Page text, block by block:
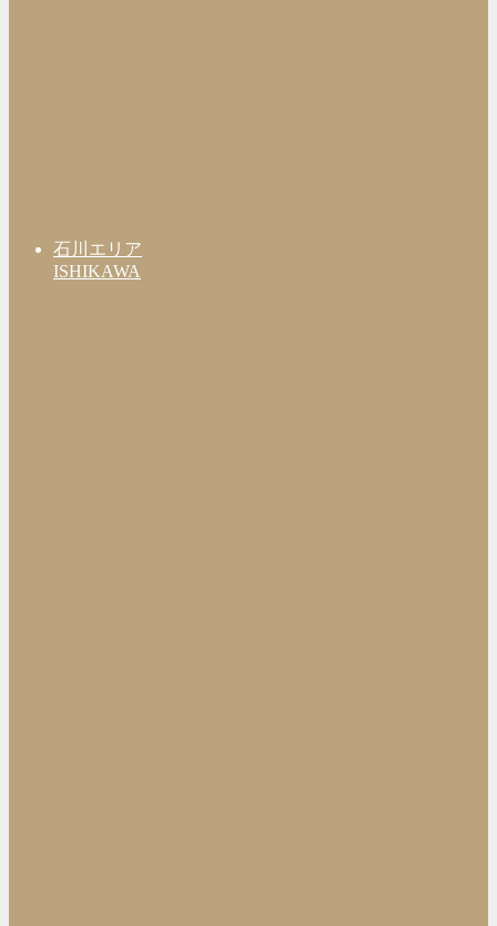
石川エリア
ISHIKAWA